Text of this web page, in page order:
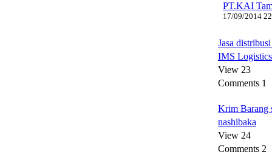
PT.KAI
17/09/2014
Jasa
IMS Logistics
View 23
Comments 1
Krim Barang
nashibaka
View 24
Comments 2